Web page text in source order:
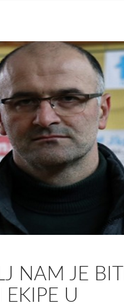
NAM JE BITI
U